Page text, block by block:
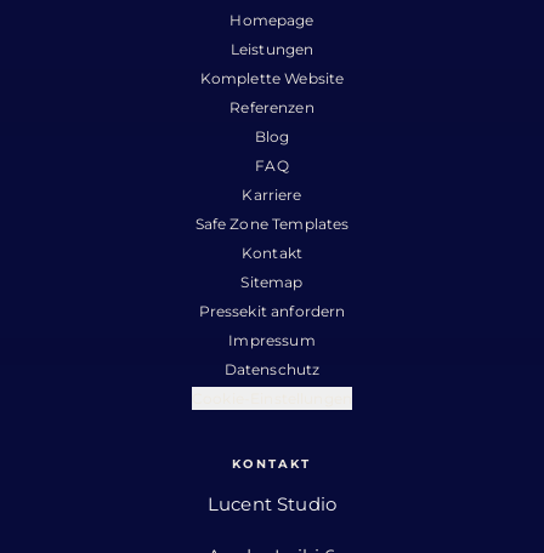
Homepage
Leistungen
Komplette Website
Referenzen
Blog
FAQ
Karriere
Safe Zone Templates
Kontakt
Sitemap
Pressekit anfordern
Impressum
Datenschutz
KONTAKT
Lucent Studio